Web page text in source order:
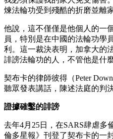
煉法輪功受到殘酷的折磨並離
他說，這不僅僅是他個人的一
員，特別是在中國的法輪功學
利。這一裁決表明，加拿大的
誹謗法輪功的人，不管他是什
契布卡的律師彼得（Peter
聽眾發表講話，陳述法庭的判
證據確鑿的誹謗
去年4月25日，在SARS肆虐多
倫多星報》刊登了契布卡的一